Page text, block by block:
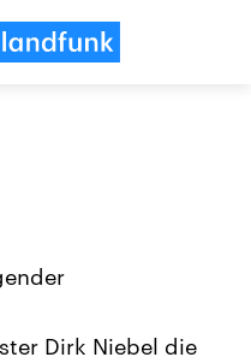
Dirk Niebel die